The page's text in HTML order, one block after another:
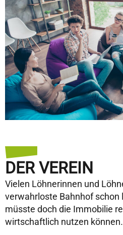
DER VEREIN
Vielen Löhnerinnen und
verwahrloste Bahnhof schon
müsste doch die Immobilie
wirtschaftlich nutzen